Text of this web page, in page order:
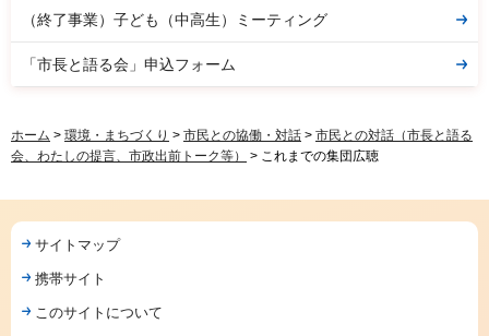
（終了事業）子ども（中高生）ミーティング
「市長と語る会」申込フォーム
ホーム > 環境・まちづくり > 市民との協働・対話 > 市民との対話（市長と語る
会、わたしの提言、市政出前トーク等）
> これまでの集団広聴
サイトマップ
携帯サイト
このサイトについて